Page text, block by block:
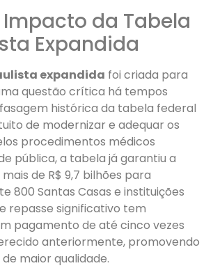
da Tabela
Expandida
expandida foi criada para
questão crítica há tempos
histórica da tabela federal
de modernizar e adequar os
procedimentos médicos
pública, a tabela já garantiu a
de R$ 9,7 bilhões para
800 Santas Casas e instituições
repasse significativo tem
pagamento de até cinco vezes
anteriormente, promovendo
maior qualidade.